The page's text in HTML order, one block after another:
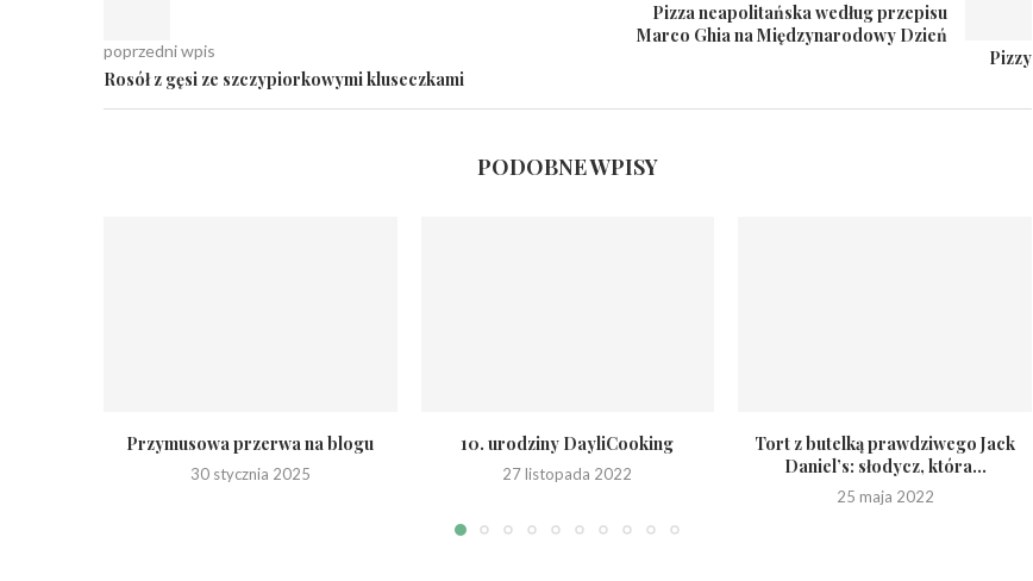
poprzedni wpis
Rosół z gęsi ze szczypiorkowymi kluseczkami
Pizza neapolitańska według przepisu
Marco Ghia na Międzynarodowy Dzień
Pizzy
PODOBNE WPISY
Przymusowa przerwa na blogu
30 stycznia 2025
10. urodziny DayliCooking
27 listopada 2022
Tort z butelką prawdziwego Jack
Daniel’s: słodycz, która...
25 maja 2022